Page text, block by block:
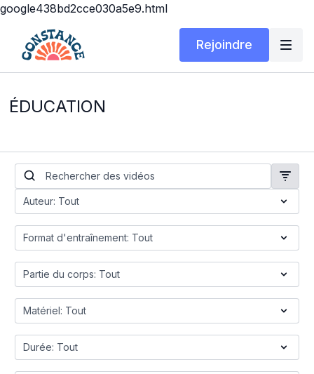
google438bd2cce030a5e9.html
Rejoindre
ÉDUCATION